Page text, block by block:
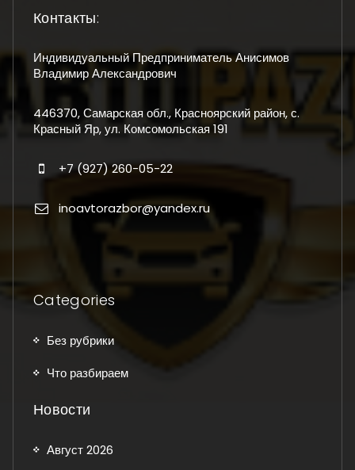
Контакты:
Индивидуальный Предприниматель Анисимов
Владимир Александрович
446370, Самарская обл., Красноярский район, с.
Красный Яр, ул. Комсомольская 191
+7 (927) 260-05-22
inoavtorazbor@yandex.ru
Categories
Без рубрики
Что разбираем
Новости
Август 2026